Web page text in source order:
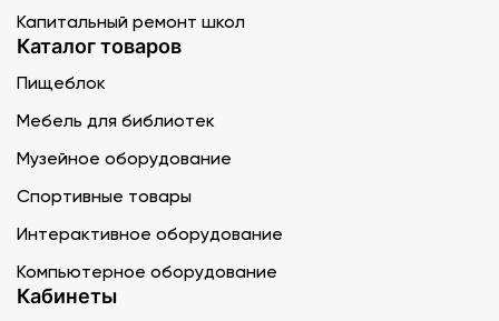
Капитальный ремонт школ
Каталог товаров
Пищеблок
Мебель для библиотек
Музейное оборудование
Спортивные товары
Интерактивное оборудование
Компьютерное оборудование
Кабинеты